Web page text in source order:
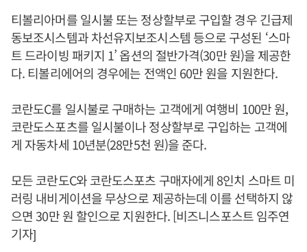
티볼리아머를 일시불 또는 정상할부로 구입할 경우 긴급제
동보조시스템과 차선유지보조시스템 등으로 구성된 ‘스마
트 드라이빙 패키지 1’ 옵션의 절반가격(30만 원)을 제공한
다. 티볼리에어의 경우에는 전액인 60만 원을 지원한다.
코란도C를 일시불로 구매하는 고객에게 여행비 100만 원,
코란도스포츠를 일시불이나 정상할부로 구입하는 고객에
게 자동차세 10년분(28만5천 원)을 준다.
모든 코란도C와 코란도스포츠 구매자에게 8인치 스마트 미
러링 내비게이션을 무상으로 제공하는데 이를 선택하지 않
으면 30만 원 할인으로 지원한다. [비즈니스포스트 임주연
기자]